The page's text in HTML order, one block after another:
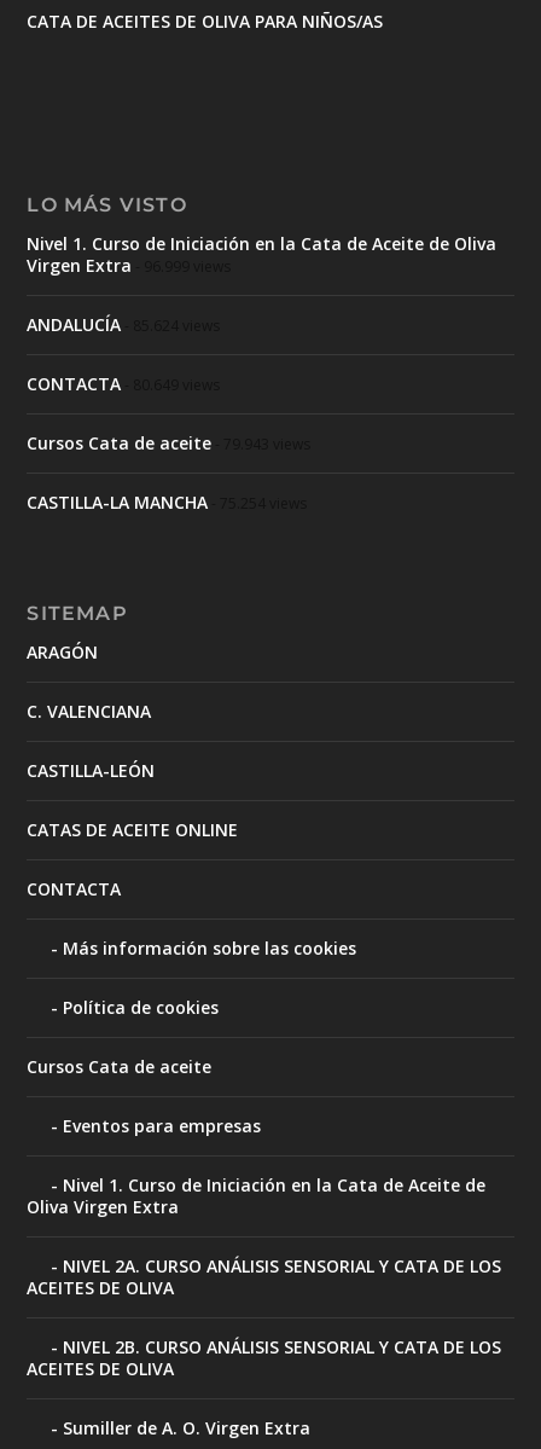
CATA DE ACEITES DE OLIVA PARA NIÑOS/AS
LO MÁS VISTO
Nivel 1. Curso de Iniciación en la Cata de Aceite de Oliva
Virgen Extra
ANDALUCÍA
CONTACTA
Cursos Cata de aceite
CASTILLA-LA MANCHA
SITEMAP
ARAGÓN
C. VALENCIANA
CASTILLA-LEÓN
CATAS DE ACEITE ONLINE
CONTACTA
Más información sobre las cookies
Política de cookies
Cursos Cata de aceite
Eventos para empresas
Nivel 1. Curso de Iniciación en la Cata de Aceite de
Oliva Virgen Extra
NIVEL 2A. CURSO ANÁLISIS SENSORIAL Y CATA DE LOS
ACEITES DE OLIVA
NIVEL 2B. CURSO ANÁLISIS SENSORIAL Y CATA DE LOS
ACEITES DE OLIVA
Sumiller de A. O. Virgen Extra